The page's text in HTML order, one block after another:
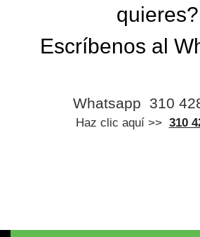
quieres?
Escríbenos al
Whatsapp 310
Haz clic aquí >> 310